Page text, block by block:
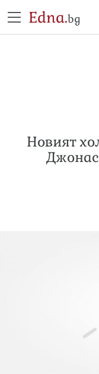
Edna.bg
Новият